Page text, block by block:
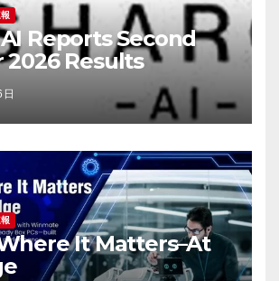
Reports Second
2026 Results
It Matters–At